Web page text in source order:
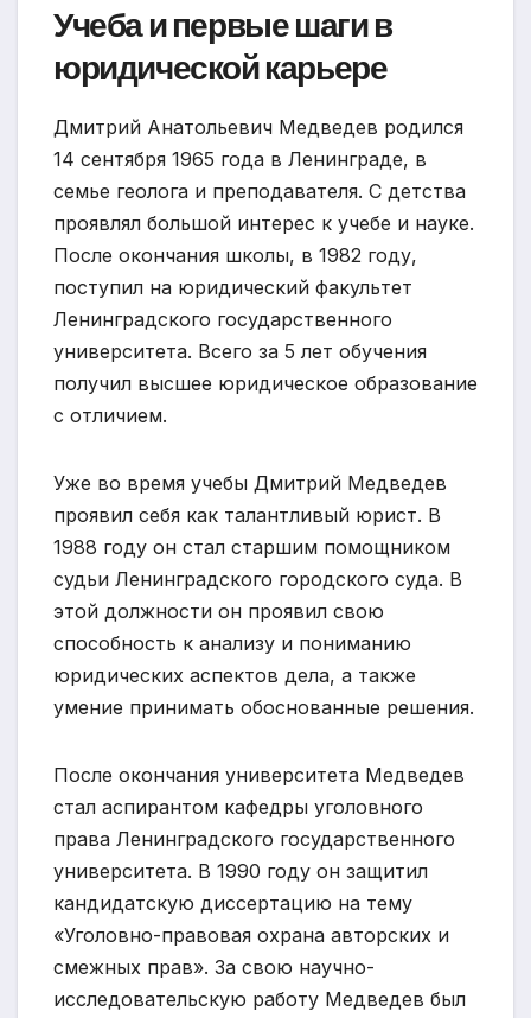
Учеба и первые шаги в
юридической карьере
Дмитрий Анатольевич Медведев родился
14 сентября 1965 года в Ленинграде, в
семье геолога и преподавателя. С детства
проявлял большой интерес к учебе и науке.
После окончания школы, в 1982 году,
поступил на юридический факультет
Ленинградского государственного
университета. Всего за 5 лет обучения
получил высшее юридическое образование
с отличием.
Уже во время учебы Дмитрий Медведев
проявил себя как талантливый юрист. В
1988 году он стал старшим помощником
судьи Ленинградского городского суда. В
этой должности он проявил свою
способность к анализу и пониманию
юридических аспектов дела, а также
умение принимать обоснованные решения.
После окончания университета Медведев
стал аспирантом кафедры уголовного
права Ленинградского государственного
университета. В 1990 году он защитил
кандидатскую диссертацию на тему
«Уголовно-правовая охрана авторских и
смежных прав». За свою научно-
исследовательскую работу Медведев был